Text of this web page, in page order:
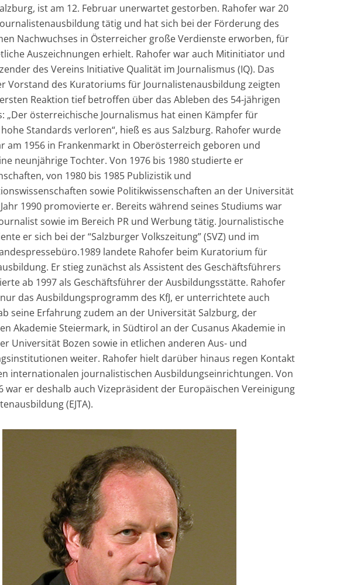
ist am 12. Februar unerwartet gestorben. Rahofer war 20
tätig und hat sich bei der Förderung des
Nachwuchses in Österreicher große Verdienste erworben, für
Auszeichnungen erhielt. Rahofer war auch Mitinitiator und
des Vereins Initiative Qualität im Journalismus (IQ). Das
Vorstand des Kuratoriums für Journalistenausbildung zeigten
Reaktion tief betroffen über das Ableben des 54-jährigen
„Der österreichische Journalismus hat einen Kämpfer für
Standards verloren“, hieß es aus Salzburg. Rahofer wurde
am 1956 in Frankenmarkt in Oberösterreich geboren und
neunjährige Tochter. Von 1976 bis 1980 studierte er
von 1980 bis 1985 Publizistik und
sowie Politikwissenschaften an der Universität
1990 promovierte er. Bereits während seines Studiums war
sowie im Bereich PR und Werbung tätig. Journalistische
er sich bei der “Salzburger Volkszeitung” (SVZ) und im
landete Rahofer beim Kuratorium für
Er stieg zunächst als Assistent des Geschäftsführers
ab 1997 als Geschäftsführer der Ausbildungsstätte. Rahofer
das Ausbildungsprogramm des KfJ, er unterrichtete auch
seine Erfahrung zudem an der Universität Salzburg, der
Akademie Steiermark, in Südtirol an der Cusanus Akademie in
Universität Bozen sowie in etlichen anderen Aus- und
weiter. Rahofer hielt darüber hinaus regen Kontakt
internationalen journalistischen Ausbildungseinrichtungen. Von
war er deshalb auch Vizepräsident der Europäischen Vereinigung
(EJTA).